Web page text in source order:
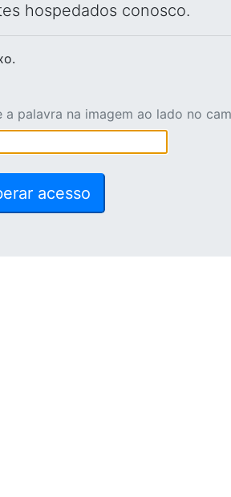
hospedados conosco.
a palavra na imagem ao lado no